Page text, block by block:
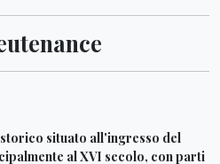
situato all'ingresso del
al XVI secolo, con parti